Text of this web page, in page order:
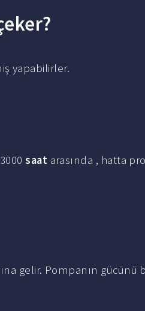
yapabilirler.
saat arasında , hatta
gelir. Pompanın